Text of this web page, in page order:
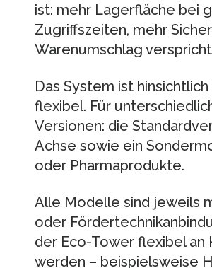
ist: mehr Lagerfläche bei
Zugriffszeiten, mehr
Warenumschlag
Das System ist
flexibel. Für
Versionen: die
Achse sowie ein
oder Pharmaprodukte.
Alle Modelle sind jeweils
oder
der Eco-Tower flexibel
werden – beispielsweise